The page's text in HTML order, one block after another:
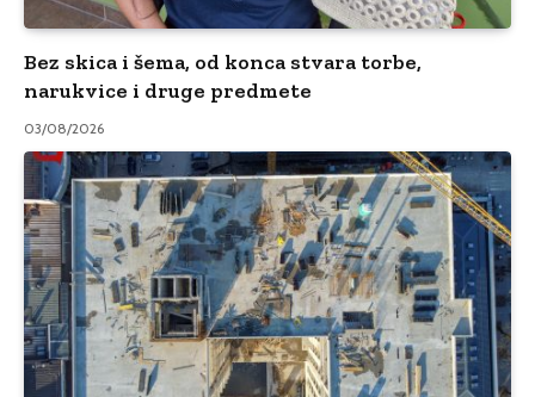
Bez skica i šema, od konca stvara torbe,
narukvice i druge predmete
03/08/2026